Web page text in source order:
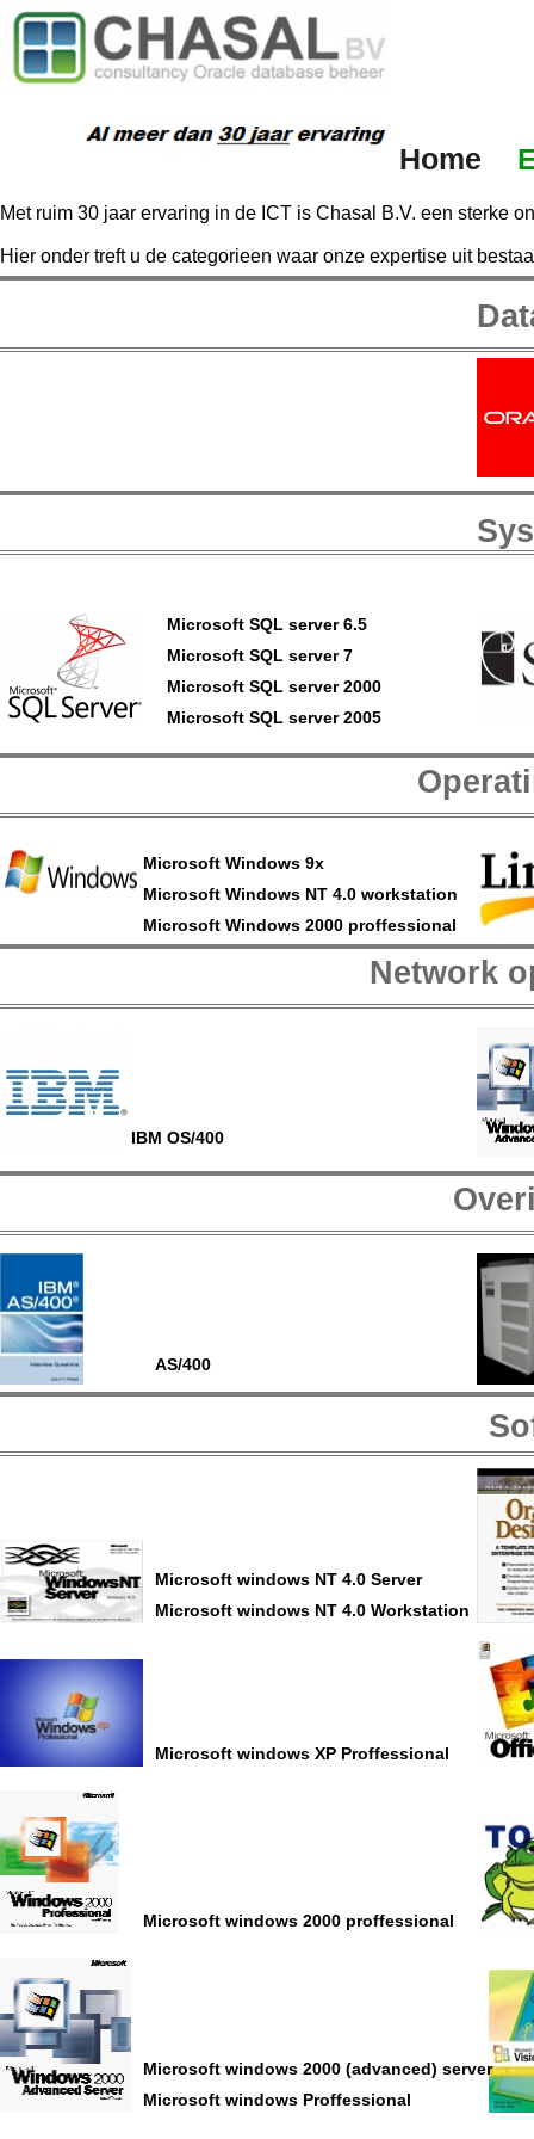
Home
Met ruim 30 jaar ervaring in de ICT is Chasal B.V. een sterke
Hier onder treft u de categorieen waar onze expertise uit
Network
Microsoft SQL server 6.5
Microsoft SQL server 7
Microsoft SQL server 2000
Microsoft SQL server 2005
Microsoft Windows 9x
Microsoft Windows NT 4.0 workstation
Microsoft Windows 2000 proffessional
IBM OS/400
AS/400
Microsoft windows NT 4.0 Server
Microsoft windows NT 4.0 Workstation
Microsoft windows XP Proffessional
Microsoft windows 2000 (advanced) server
Microsoft windows Proffessional
Microsoft windows 2000 proffessional